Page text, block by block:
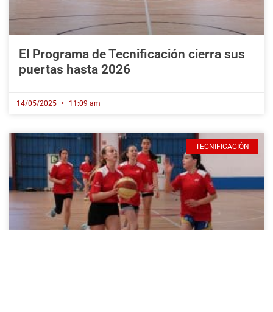
El Programa de Tecnificación cierra sus
puertas hasta 2026
14/05/2025 11:09 am
TECNIFICACIÓN